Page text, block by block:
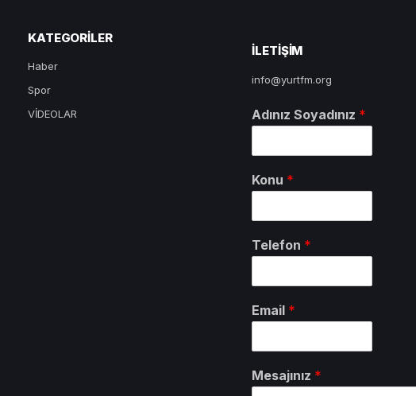
KATEGORILER
Haber
Spor
VİDEOLAR
ILETIŞIM
info@yurtfm.org
Adınız Soyadınız *
Konu *
Telefon *
Email *
Mesajınız *